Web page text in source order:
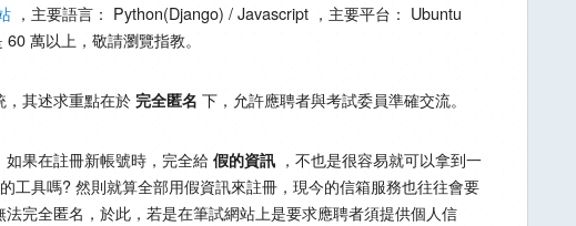
，主要語言： Python(Django) / Javascript ，主要平台： Ubuntu
萬以上，敬請瀏覽指教。
，其述求重點在於 完全匿名 下，允許應聘者與考試委員準確交流。
果在註冊新帳號時，完全給 假的資訊 ，不也是很容易就可以拿到一
的工具嗎? 然則就算全部用假資訊來註冊，現今的信箱服務也往往會要
完全匿名，於此，若是在筆試網站上是要求應聘者須提供個人信